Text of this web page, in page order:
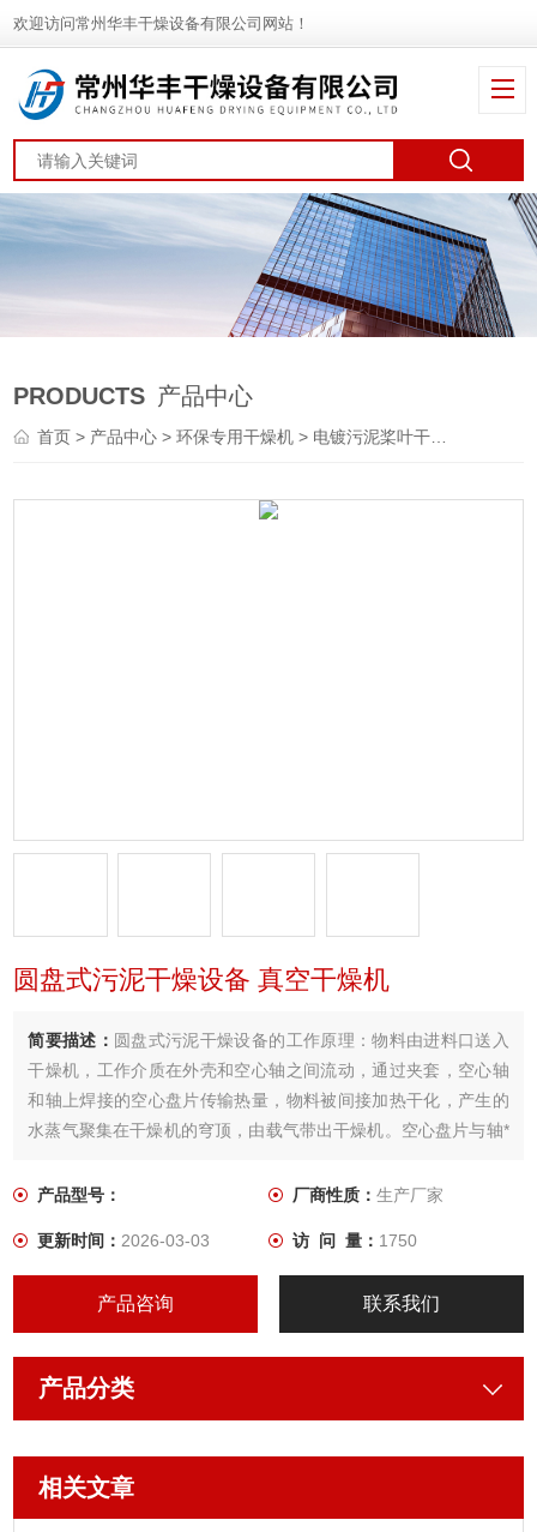
欢迎访问常州华丰干燥设备有限公司网站！
PRODUCTS 产品中心
首页> 产品中心 >环保专用干燥机 > 电镀污泥桨叶干燥机
圆盘式污泥干燥设备 真空干燥机
简要描述： 圆盘式污泥干燥设备的工作原理：物料由进料口送入
干燥机，工作介质在外壳和空心轴之间流动，通过夹套，空心轴
和轴上焊接的空心盘片传输热量，物料被间接加热干化，产生的
水蒸气聚集在干燥机的穹顶，由载气带出干燥机。空心盘片与轴*
物料进行推进搅拌，不断更新干燥面，从而实现干燥的目的。
产品型号： 厂商性质： 生产厂家
更新时间：2026-03-03 访 问 量： 1750
产品咨询 联系我们
产品分类
相关文章